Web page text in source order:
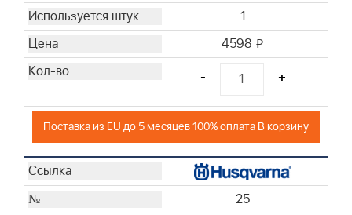
1
4598 i
- +
Поставка из EU до 5 месяцев 100% оплата В корзину
25